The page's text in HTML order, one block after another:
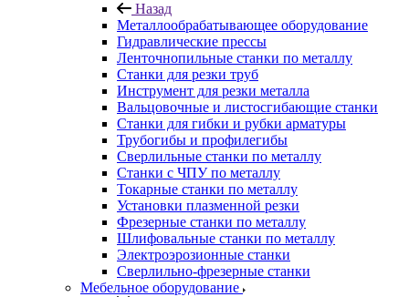
Назад
Металлообрабатывающее оборудование
Гидравлические прессы
Ленточнопильные станки по металлу
Станки для резки труб
Инструмент для резки металла
Вальцовочные и листосгибающие станки
Станки для гибки и рубки арматуры
Трубогибы и профилегибы
Сверлильные станки по металлу
Станки с ЧПУ по металлу
Токарные станки по металлу
Установки плазменной резки
Фрезерные станки по металлу
Шлифовальные станки по металлу
Электроэрозионные станки
Сверлильно-фрезерные станки
Мебельное оборудование